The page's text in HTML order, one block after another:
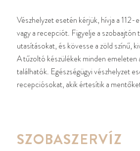
Vészhelyzet esetén kérjük, hívja a
vagy a recepciót. Figyelje a szobaajtón
utasításokat, és kövesse a zöld színű,
A tűzoltó készülékek minden emeleten
találhatók. Egészségügyi vészhelyzet
recepciósokat, akik értesítik a
SZOBASZERVÍZ